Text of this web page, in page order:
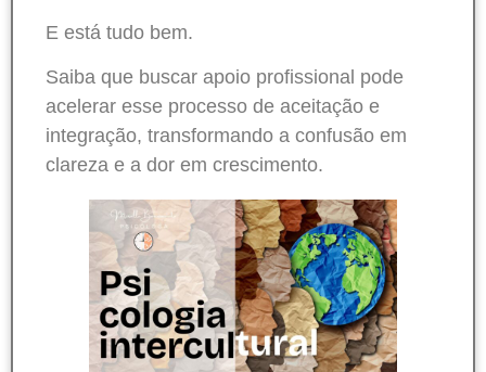
E está tudo bem.
Saiba que buscar apoio profissional pode
acelerar esse processo de aceitação e
integração, transformando a confusão em
clareza e a dor em crescimento.